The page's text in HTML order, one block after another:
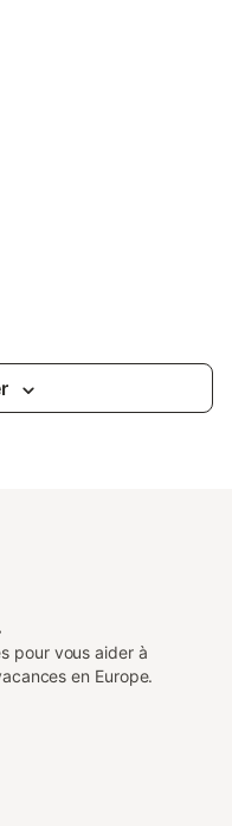
pour vous aider à
en Europe.